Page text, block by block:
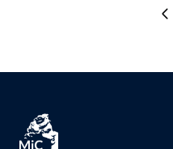
Pagina